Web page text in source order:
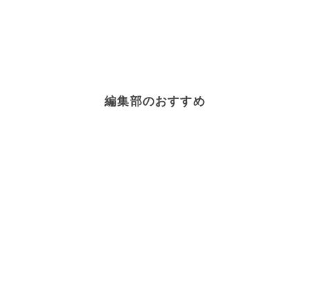
編集部のおすすめ